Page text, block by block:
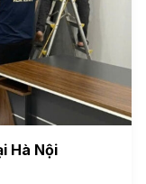
Hà Nội